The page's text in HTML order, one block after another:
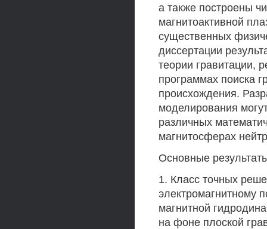
а также построены
магнитоактивной
существенных
диссертации
теории гравитации,
программах поиска
происхождения.
моделирования
различных
магнитосферах
Основные
1. Класс точных
электромагнитному
магнитной
на фоне плоской